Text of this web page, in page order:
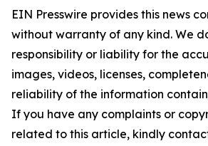
EIN Presswire provides this news
without warranty of any kind. We
responsibility or liability for the
images, videos, licenses,
reliability of the information
If you have any complaints or
related to this article, kindly